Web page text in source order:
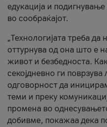
едукација и
во сообраќајот.
„Технологијата треба да
оттурнува од она што е
живот и безбедноста.
секојдневно ги поврзува
одговорност да
теми и преку
промена во
добивме, покажаа дека